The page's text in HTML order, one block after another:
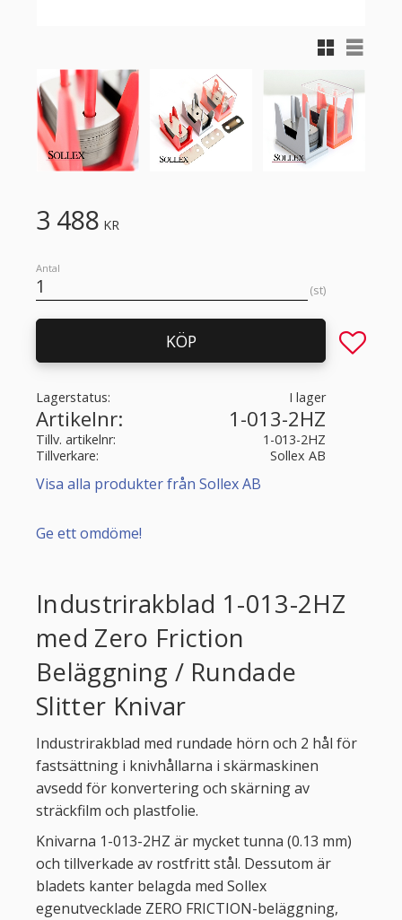
Rutnätsvy
Listvy
3 488 KR
Antal
st
KÖP Lägg till
Lagerstatus I lager
Artikelnr 1-013-2HZ
Tillv. artikelnr
1-013-2HZ
Tillverkare
Sollex AB
Visa alla produkter från Sollex AB
Ge ett omdöme!
Industrirakblad 1-013-2HZ
med Zero Friction
Beläggning / Rundade
Slitter Knivar
Industrirakblad med rundade hörn och 2 hål för
fastsättning i knivhållarna i skärmaskinen
avsedd för konvertering och skärning av
sträckfilm och plastfolie.
Knivarna 1-013-2HZ är mycket tunna (0.13 mm)
och tillverkade av rostfritt stål. Dessutom är
bladets kanter belagda med Sollex
egenutvecklade ZERO FRICTION-beläggning,